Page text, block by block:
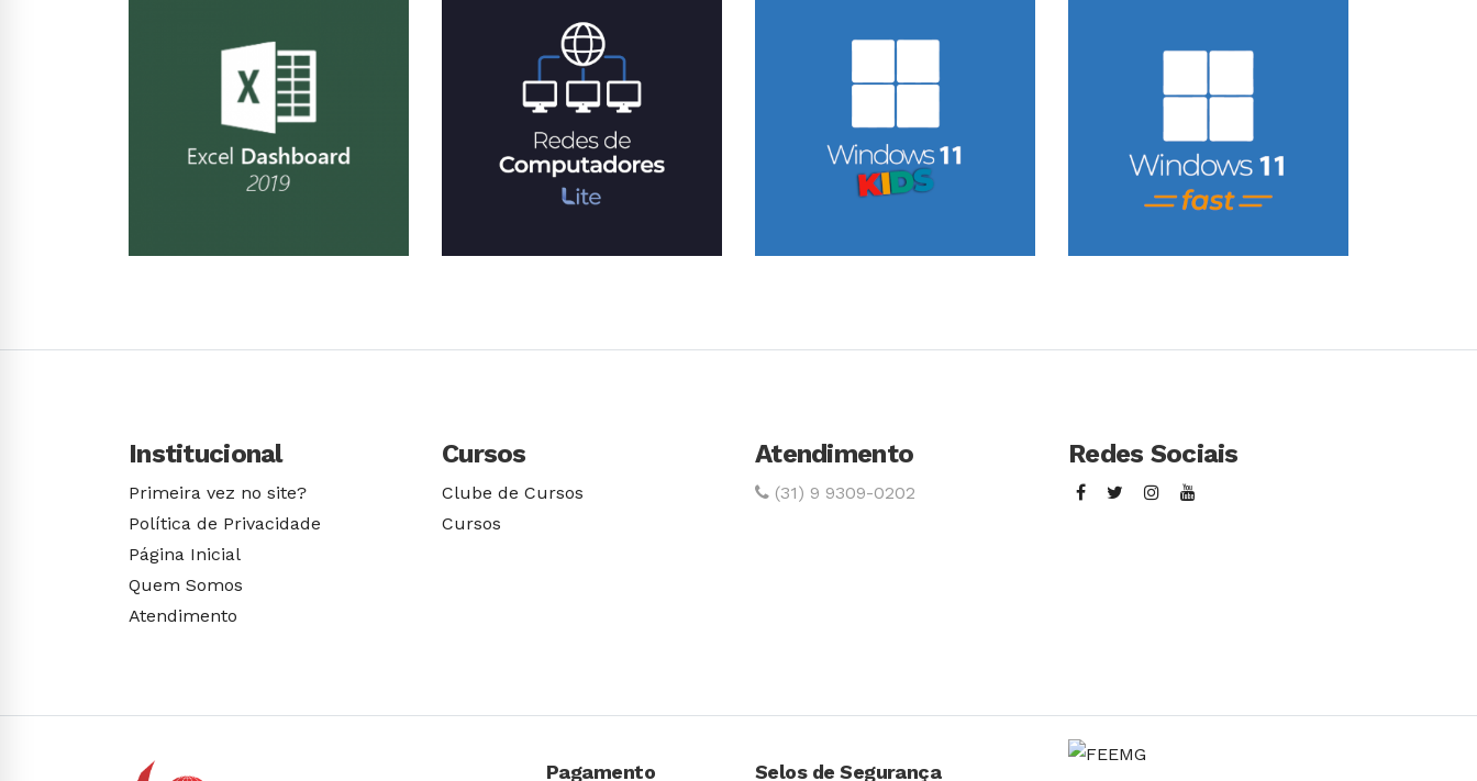
Institucional
Primeira vez no site?
Política de Privacidade
Página Inicial
Quem Somos
Atendimento
Cursos
Clube de Cursos
Cursos
Atendimento
(31) 9 9309-0202
Redes Sociais
Pagamento Selos de Segurança